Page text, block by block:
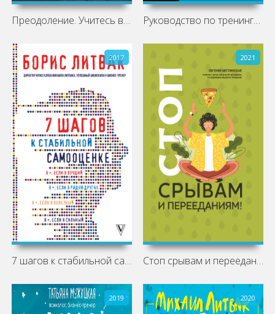
Преодоление. Учитесь владеть собой, Руководство по тренингу навыков при
2017
7 шагов к стабильной самооценке
2021
Стоп срывам и перееданиям!
2019 2020